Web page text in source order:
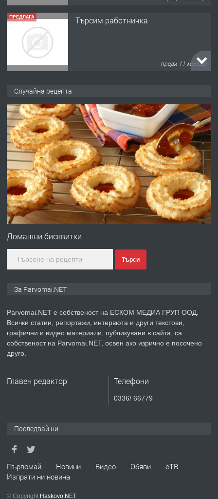
ПРЕДЛАГА Търсим работничка
преди 11 месеца
преди 1 година
ПРЕДЛАГА Работа за общи работници
преди 1 година
ПРЕДЛАГА
Първи поход "По стъпките на Ангел
преди 1 година
ПРЕДЛАГА Уроци по Математика
ТЪРСИ
Случайна рецепта
Домашни бисквитки
Търси
За Parvomai.NET
Parvomai.NET е собственост на ЕСКОМ МЕДИА ГРУП ООД.
Всички статии, репортажи, интервюта и други текстови,
графични и видео материали, публикувани в сайта, са
собственост на Parvomai.NET, освен ако изрично е посочено
друго.
Главен редактор Телефони
0336/ 66779
Последвай ни
Първомай Новини Видео Обяви
еТВ
Изпрати ни новина
© Copyright Haskovo.NET